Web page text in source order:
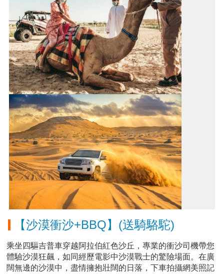
【沙漠衝沙+BBQ】(送騎駱駝)
乘坐四驅吉普車穿越阿拉伯紅色沙丘，專業的衝沙司機帶您
體驗沙漠狂飆，如同經歷電影中沙漠戰士的驚險場面。在廣
闊無邊的沙漠中，盡情擁抱壯闊的日落，下車拍攝網美照記